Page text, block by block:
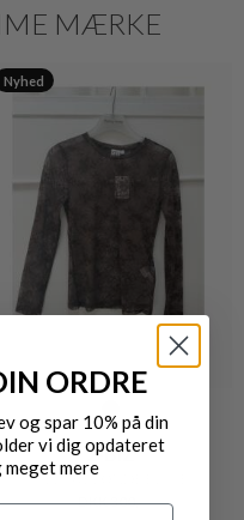
MÆRKE
Nyhed
2-BIZ
MELISA BLONDE BLUSE
DKK 300,-
ORDRE
og spar 10% på din
vi dig opdateret
meget mere